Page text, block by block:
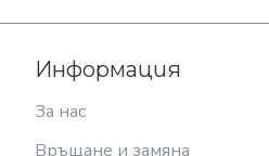
Информация
За нас
Връщане и замяна